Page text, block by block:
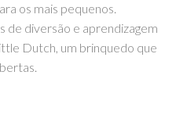
os mais pequenos.
de diversão e aprendizagem
Dutch, um brinquedo que